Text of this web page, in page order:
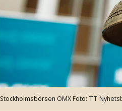
Stockholmsbörsen OMXFoto: TT